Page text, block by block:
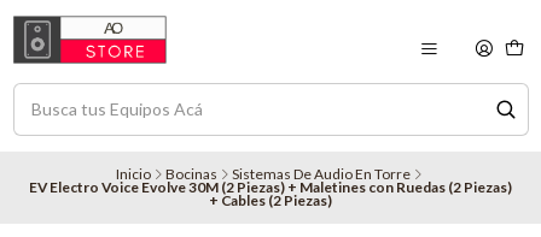
Inicio Bocinas Sistemas De Audio En Torre
EV Electro Voice Evolve 30M (2 Piezas) + Maletines con Ruedas (2 Piezas)
+ Cables (2 Piezas)